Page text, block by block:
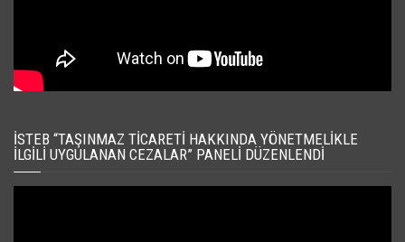
İSTEB “TAŞINMAZ TICARETI HAKKINDA YÖNETMELIKLE
İLGILI UYGULANAN CEZALAR” PANELI DÜZENLENDI